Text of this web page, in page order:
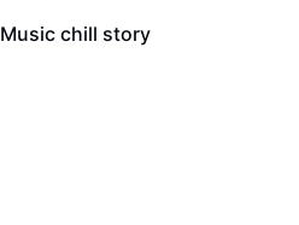
126
Music chill story